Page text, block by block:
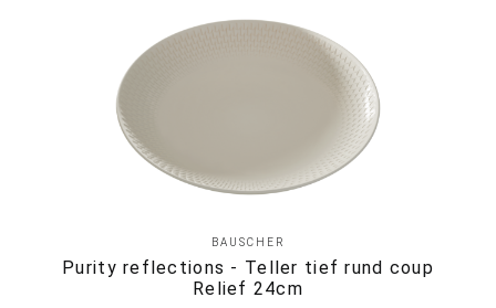
BAUSCHER
Purity reflections - Teller tief rund coup
Relief 24cm